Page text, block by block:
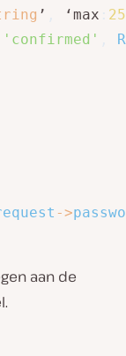
’ ‘max
'confirmed'
->
aan de